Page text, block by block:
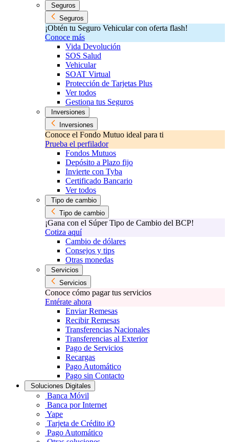
Seguros
Seguros
¡Obtén tu Seguro Vehicular con oferta flash!
Conoce más
Vida Devolución
SOS Salud
Vehicular
SOAT Virtual
Protección de Tarjetas Plus
Ver todos
Gestiona tus Seguros
Inversiones
Inversiones
Conoce el Fondo Mutuo ideal para ti
Prueba el perfilador
Fondos Mutuos
Depósito a Plazo fijo
Invierte con Tyba
Certificado Bancario
Ver todos
Tipo de cambio
Tipo de cambio
¡Gana con el Súper Tipo de Cambio del BCP!
Cotiza aquí
Cambio de dólares
Consejos y tips
Otras monedas
Servicios
Servicios
Conoce cómo pagar tus servicios
Entérate ahora
Enviar Remesas
Recibir Remesas
Transferencias Nacionales
Transferencias al Exterior
Pago de Servicios
Recargas
Pago Automático
Pago sin Contacto
Soluciones Digitales
Banca Móvil
Banca por Internet
Yape
Tarjeta de Crédito iO
Pago Automático